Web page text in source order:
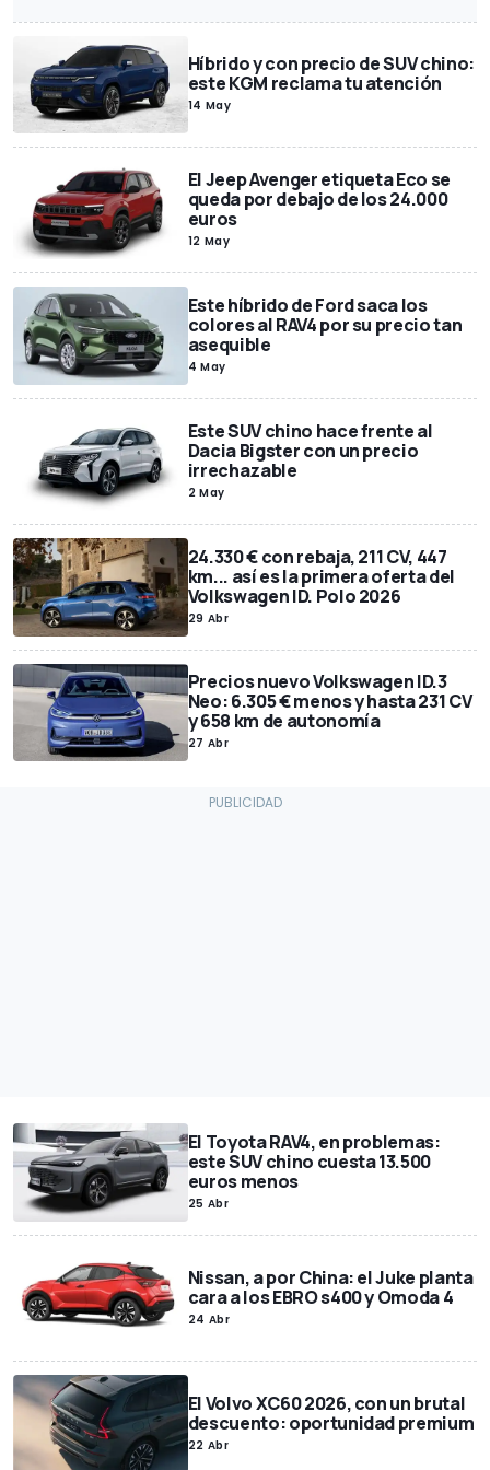
Híbrido y con precio de SUV chino:
este KGM reclama tu atención
14 May
El Jeep Avenger etiqueta Eco se
queda por debajo de los 24.000
euros
12 May
Este híbrido de Ford saca los
colores al RAV4 por su precio tan
asequible
4 May
Este SUV chino hace frente al
Dacia Bigster con un precio
irrechazable
2 May
24.330 € con rebaja, 211 CV, 447
km... así es la primera oferta del
Volkswagen ID. Polo 2026
29 Abr
Precios nuevo Volkswagen ID.3
Neo: 6.305 € menos y hasta 231 CV
y 658 km de autonomía
27 Abr
El Toyota RAV4, en problemas:
este SUV chino cuesta 13.500
euros menos
25 Abr
Nissan, a por China: el Juke planta
cara a los EBRO s400 y Omoda 4
24 Abr
El Volvo XC60 2026, con un brutal
descuento: oportunidad premium
22 Abr